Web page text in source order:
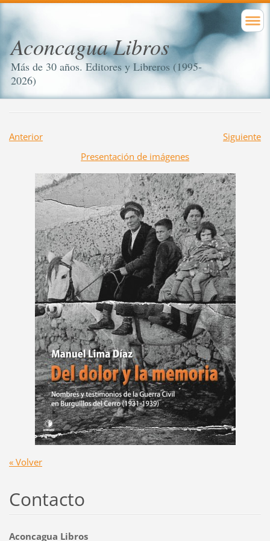
Aconcagua Libros
Más de 30 años. Editores y Libreros (1995-
2026)
Anterior
Siguiente
Presentación de imágenes
« Volver
Contacto
Aconcagua Libros